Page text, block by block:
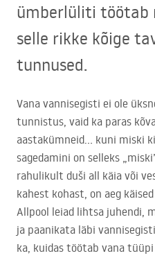
ümberlüliti töötab
selle rikke kõige
tunnused.
Vana vannisegisti ei ole
tunnistus, vaid ka paras
aastakümneid… kuni miski
sagedamini on selleks
rahulikult duši all käia või
kahest kohast, on aeg
Allpool leiad lihtsa juhendi,
ja paanikata läbi
ka, kuidas töötab vana